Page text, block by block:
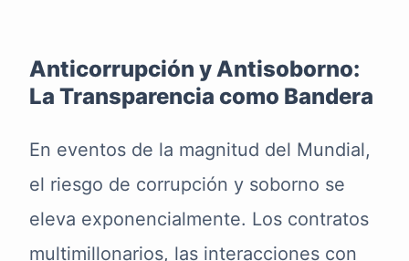
Anticorrupción y Antisoborno:
La Transparencia como Bandera
En eventos de la magnitud del Mundial,
el riesgo de corrupción y soborno se
eleva exponencialmente. Los contratos
multimillonarios, las interacciones con